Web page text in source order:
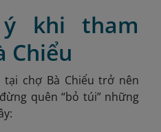
khi tham
Chiểu
chợ Bà Chiểu trở nên
quên “bỏ túi” những